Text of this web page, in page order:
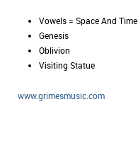
Vowels = Space And Time
Genesis
Oblivion
Visiting Statue
www.grimesmusic.com